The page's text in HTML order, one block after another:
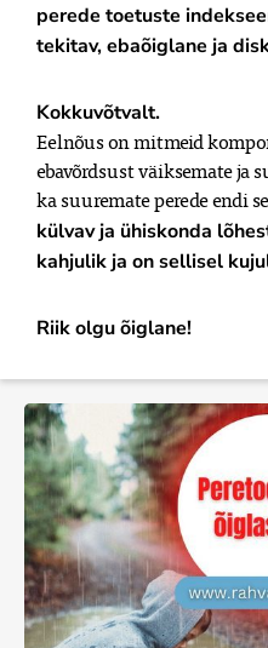
perede toetuste
tekitav, ebaõiglane ja
Kokkuvõtvalt.
Eelnõus on mitmeid
ebavõrdsust väiksemate ja
ka suuremate perede endi
külvav ja ühiskonda
kahjulik ja on sellisel
Riik olgu õiglane!